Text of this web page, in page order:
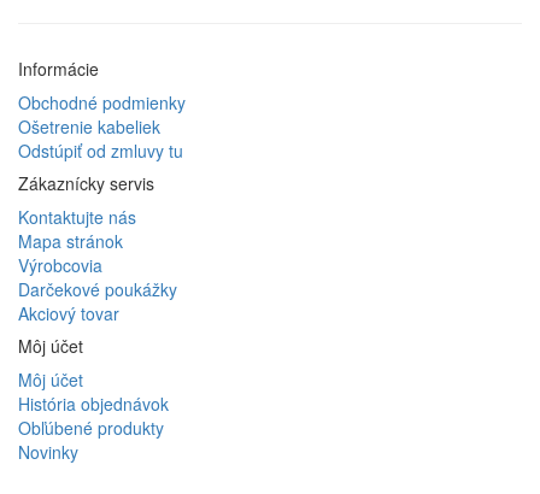
Informácie
Obchodné podmienky
Ošetrenie kabeliek
Odstúpiť od zmluvy tu
Zákaznícky servis
Kontaktujte nás
Mapa stránok
Výrobcovia
Darčekové poukážky
Akciový tovar
Môj účet
Môj účet
História objednávok
Obľúbené produkty
Novinky